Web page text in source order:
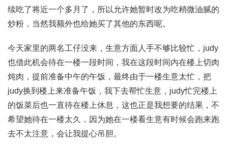
续吃了将近一个多月了，所以允许她暂时改为吃稍微油腻的
炒粉，当然我额外也给她买了其他的东西呢。
今天家里的两名工仔没来，生意方面人手不够比较忙，judy
也借此机会待在一楼一段时间，我在这段时间内在楼上切肉
炖肉，提前准备中午的午饭，最终由于一楼生意太忙，把
judy换到楼上来准备午饭，我下去帮忙生意，judy忙完楼上
的饭菜后也一直待在楼上休息，这也正是我想要的结果，不
希望她待在一楼太久，因为她在一楼看生意有时候会跑来跑
去不太注意，会让我提心吊胆。